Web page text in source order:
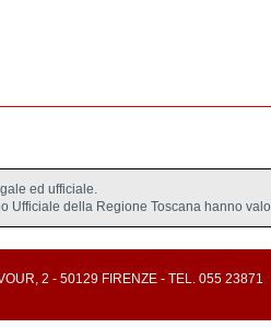
ed ufficiale.
Ufficiale della Regione Toscana hanno
2 - 50129 FIRENZE - TEL. 055 23871